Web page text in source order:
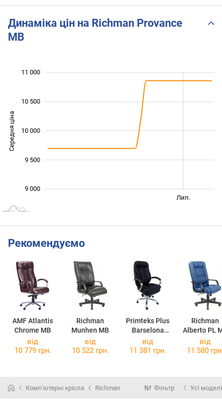
Динаміка цін на Richman Provance
MB
Середня ціна 10 000
9 000
9 500
10 000
10 500
11 000
Лип.
Рекомендуємо
AMF Atlantis
Chrome MB
Richman
Munhen MB
Primteks Plus
Barselona
Chrome
Richman
Alberto PL
від
10 779 грн.
від
10 522 грн.
від
11 381 грн.
від
11 580
Комп'ютерні крісла Richman Фільтр Усі моделі